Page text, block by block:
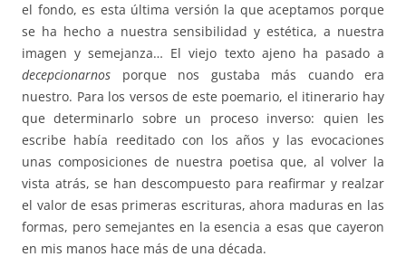
el fondo, es esta última versión la que aceptamos porque
se ha hecho a nuestra sensibilidad y estética, a nuestra
imagen y semejanza… El viejo texto ajeno ha pasado a
decepcionarnos porque nos gustaba más cuando era
nuestro. Para los versos de este poemario, el itinerario hay
que determinarlo sobre un proceso inverso: quien les
escribe había reeditado con los años y las evocaciones
unas composiciones de nuestra poetisa que, al volver la
vista atrás, se han descompuesto para reafirmar y realzar
el valor de esas primeras escrituras, ahora maduras en las
formas, pero semejantes en la esencia a esas que cayeron
en mis manos hace más de una década.